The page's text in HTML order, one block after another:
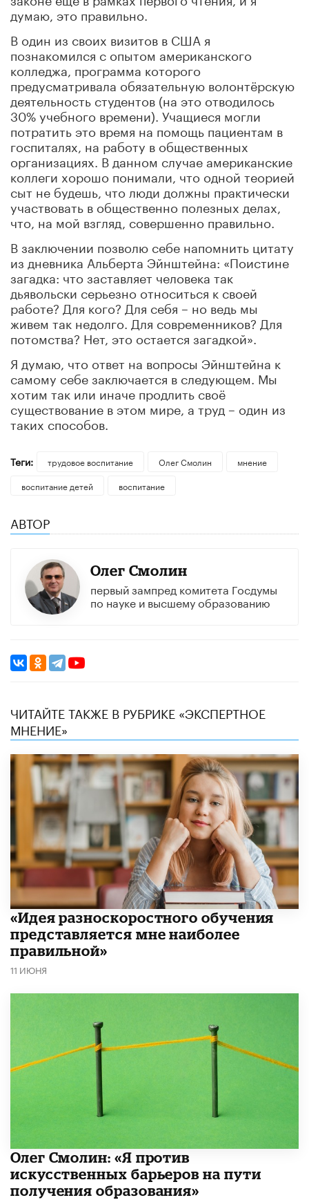
думаю, это правильно.
В один из своих визитов в США я
познакомился с опытом американского
колледжа, программа которого
предусматривала обязательную волонтёрскую
деятельность студентов (на это отводилось
30% учебного времени). Учащиеся могли
потратить это время на помощь пациентам в
госпиталях, на работу в общественных
организациях. В данном случае американские
коллеги хорошо понимали, что одной теорией
сыт не будешь, что люди должны практически
участвовать в общественно полезных делах,
что, на мой взгляд, совершенно правильно.
В заключении позволю себе напомнить цитату
из дневника Альберта Эйнштейна: «Поистине
загадка: что заставляет человека так
дьявольски серьезно относиться к своей
работе? Для кого? Для себя – но ведь мы
живем так недолго. Для современников? Для
потомства? Нет, это остается загадкой».
Я думаю, что ответ на вопросы Эйнштейна к
самому себе заключается в следующем. Мы
хотим так или иначе продлить своё
существование в этом мире, а труд – один из
таких способов.
Теги: трудовое воспитание Олег Смолин
мнение
воспитание детей
воспитание
АВТОР
Олег Смолин
первый зампред комитета Госдумы
по науке и высшему образованию
ЧИТАЙТЕ ТАКЖЕ В РУБРИКЕ «ЭКСПЕРТНОЕ
МНЕНИЕ»
«Идея разноскоростного обучения
представляется мне наиболее
правильной»
11 ИЮНЯ
Олег Смолин: «Я против
искусственных барьеров на пути
получения образования»